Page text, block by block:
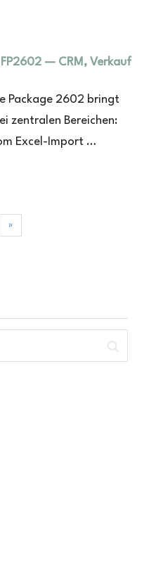
FP2602 — CRM, Verkauf
Package 2602 bringt
zentralen Bereichen:
Excel-Import …
»